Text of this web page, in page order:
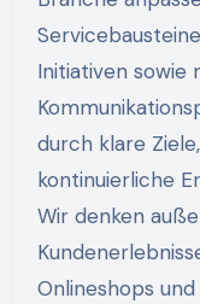
Initiativen sowie
durch klare
kontinuierliche
Wir denken
Onlineshops